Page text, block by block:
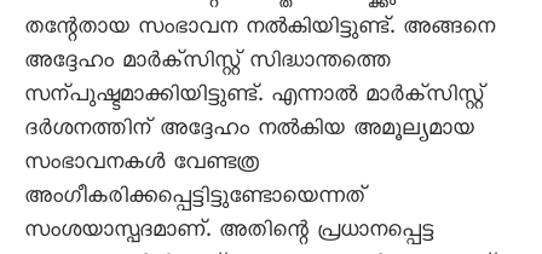
തന്റേതായ സംഭാവന നൽകിയിട്ടുണ്ട്. അങ്ങനെ
അദ്ദേഹം മാർക്സിസ്റ്റ് സിദ്ധാന്തത്തെ
സന്പുഷ്ടമാക്കിയിട്ടുണ്ട്‌. എന്നാൽ മാർക്‌സിസ്റ്റ്‌
ദർശനത്തിന് അദ്ദേഹം നൽകിയ അമൂല്യമായ
സംഭാവനകൾ വേണ്ടത്ര
അംഗീകരിക്കപ്പെട്ടിട്ടുണ്ടോയെന്നത്
സംശയാസ്പദമാണ്. അതിന്റെ പ്രധാനപ്പെട്ട